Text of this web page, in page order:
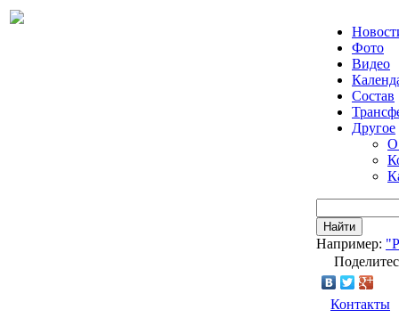
Фото
Видео
Состав
Другое
О
Найти
Например:
Контакты